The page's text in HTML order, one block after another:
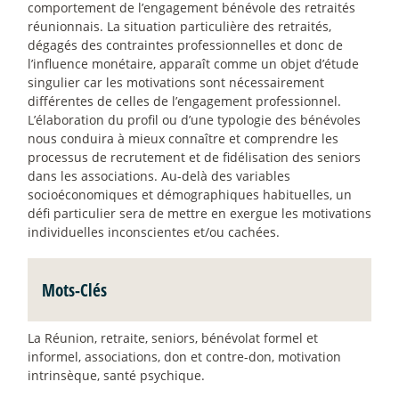
comportement de l’engagement bénévole des retraités
réunionnais. La situation particulière des retraités,
dégagés des contraintes professionnelles et donc de
l’influence monétaire, apparaît comme un objet d’étude
singulier car les motivations sont nécessairement
différentes de celles de l’engagement professionnel.
L’élaboration du profil ou d’une typologie des bénévoles
nous conduira à mieux connaître et comprendre les
processus de recrutement et de fidélisation des seniors
dans les associations. Au-delà des variables
socioéconomiques et démographiques habituelles, un
défi particulier sera de mettre en exergue les motivations
individuelles inconscientes et/ou cachées.
Mots-Clés
La Réunion, retraite, seniors, bénévolat formel et
informel, associations, don et contre-don, motivation
intrinsèque, santé psychique.